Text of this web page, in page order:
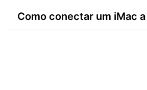
Como conectar um iMac